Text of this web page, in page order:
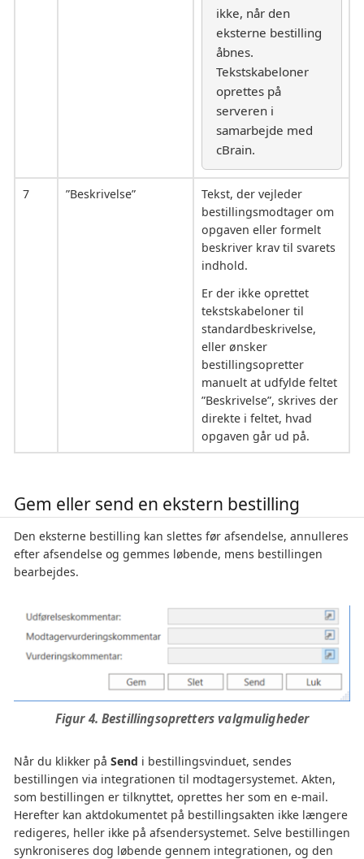
ikke, når den
eksterne bestilling
åbnes.
Tekstskabeloner
oprettes på
serveren i
samarbejde med
cBrain.
7 ”Beskrivelse”
Tekst, der vejleder
bestillingsmodtager om
opgaven eller formelt
beskriver krav til svarets
indhold.
Er der ikke oprettet
tekstskabeloner til
standardbeskrivelse,
eller ønsker
bestillingsopretter
manuelt at udfylde feltet
”Beskrivelse”, skrives der
direkte i feltet, hvad
opgaven går ud på.
Gem eller send en ekstern bestilling
Den eksterne bestilling kan slettes før afsendelse, annulleres
efter afsendelse og gemmes løbende, mens bestillingen
bearbejdes.
Figur 4. Bestillingsopretters valgmuligheder
Når du klikker på Send i bestillingsvinduet, sendes
bestillingen via integrationen til modtagersystemet. Akten,
som bestillingen er tilknyttet, oprettes her som en e-mail.
Herefter kan aktdokumentet på bestillingsakten ikke længere
redigeres, heller ikke på afsendersystemet. Selve bestillingen
synkroniseres dog løbende gennem integrationen, og den